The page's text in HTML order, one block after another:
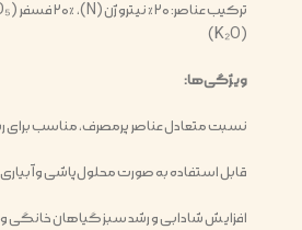
(K₂O)
ویژگی‌ها:
نسبت متعادل عناصر پرمصرف، مناسب
قابل استفاده به صورت محلول‌پاشی و
افزایش شادابی و رشد سبز گیاهان خانگی